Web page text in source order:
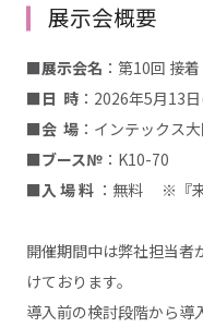
展示会概要
■展示会名 ：第10回 接
■日 時：2026年5月13
■会 場：インテックス
■ブース№：K10-70
■入 場 料：無料 ※『来
開催期間中は弊社担当者
けております。
導入前の検討段階から導